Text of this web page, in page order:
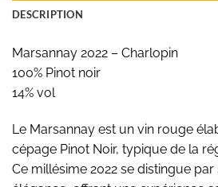
DESCRIPTION
Marsannay 2022 – Charlopin
100% Pinot noir
14% vol
Le Marsannay est un vin rouge
cépage Pinot Noir, typique de la
Ce millésime 2022 se distingue par